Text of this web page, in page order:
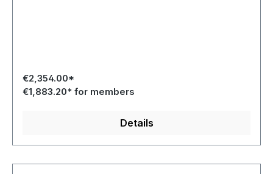
€2,354.00*
€1,883.20* for members
Details